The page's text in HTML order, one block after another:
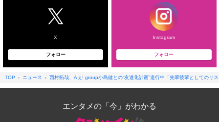
X
フォロー
Instagram
フォロー
TOP ニュース 西村拓哉、Aぇ! group小島健との“友達化計画”進行中「先輩後輩としてのリ
エンタメの「今」がわかる